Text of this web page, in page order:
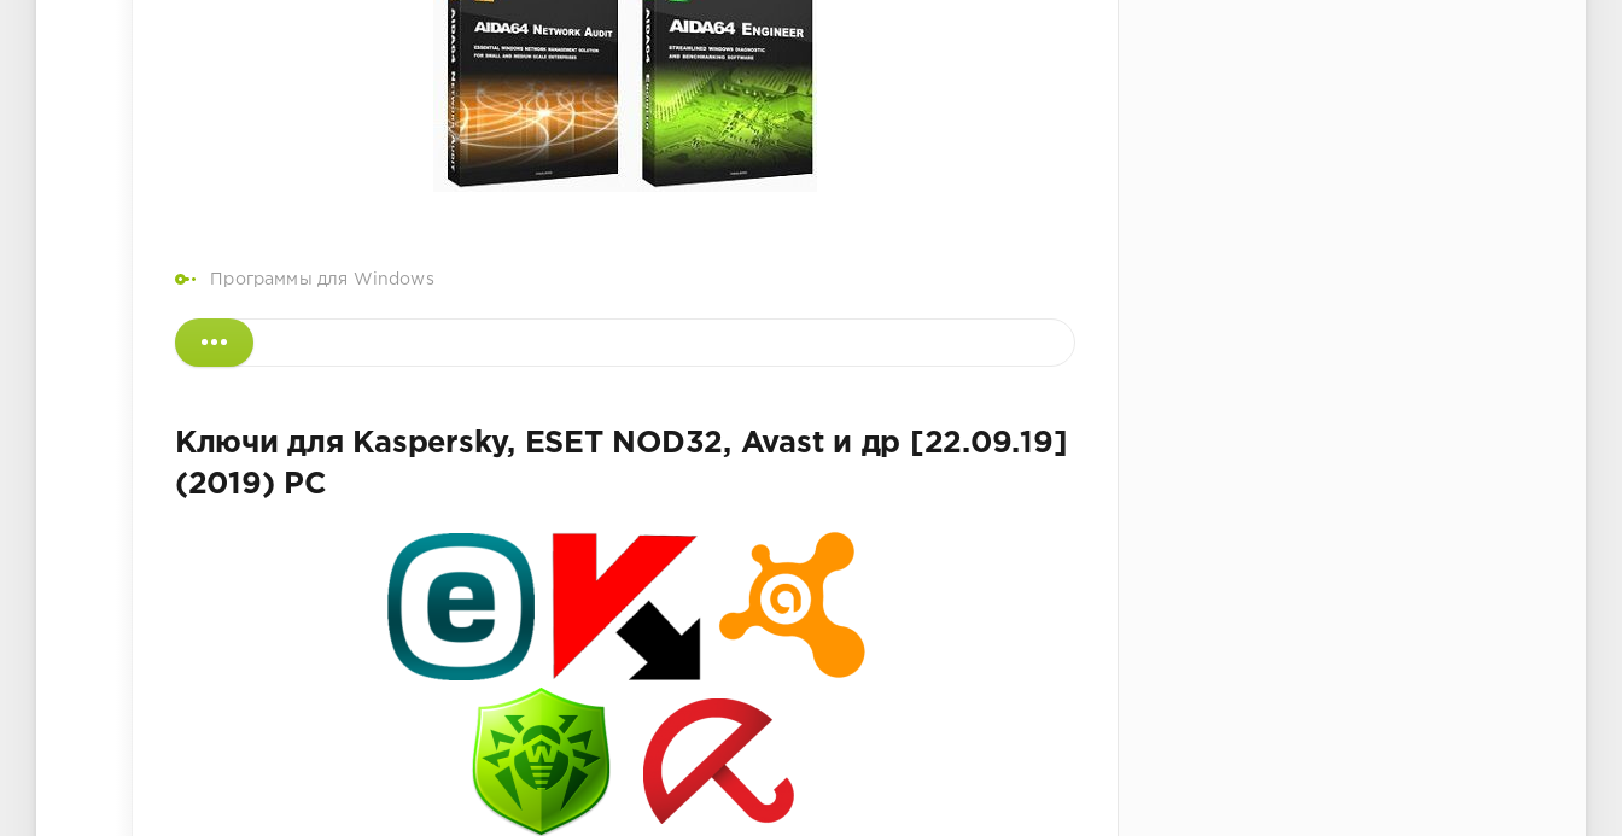
Программы для Windows
Ключи для Kaspersky, ESET NOD32, Avast и др [22.09.19]
(2019) PC